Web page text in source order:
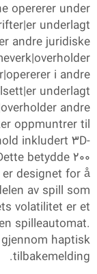
opererer under
underlagt
andre juridiske
i andre
underlagt
andre
oppmuntrer til
inkludert 3D-
betydde 200
er designet for å
av spill som
volatilitet er et
spilleautomat.
gjennom haptisk
tilbakemelding.